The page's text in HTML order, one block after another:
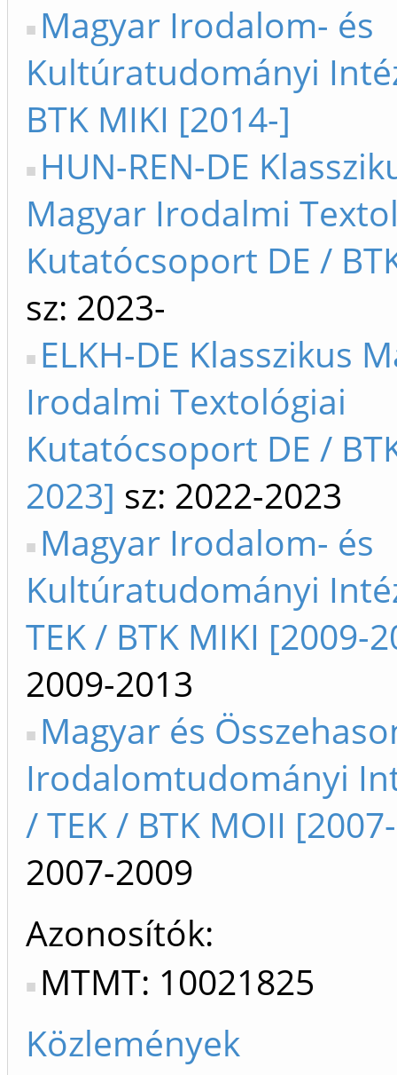
Magyar Irodalom- és
Kultúratudományi
BTK MIKI [2014-]
HUN-REN-DE
Magyar Irodalmi
Kutatócsoport DE /
sz: 2023-
ELKH-DE Klasszikus
Irodalmi Textológiai
Kutatócsoport DE /
2023] sz: 2022-2023
Magyar Irodalom- és
Kultúratudományi
TEK / BTK MIKI [2009-
2009-2013
Magyar és
Irodalomtudományi
/ TEK / BTK MOII
2007-2009
Azonosítók
MTMT: 10021825
Közlemények